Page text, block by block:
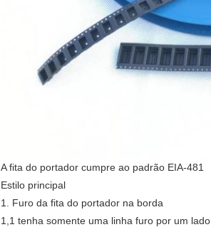
A fita do portador cumpre ao padrão EIA-481
Estilo principal
1. Furo da fita do portador na borda
1,1 tenha somente uma linha furo por um